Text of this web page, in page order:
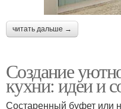
читать дальше →
Создание
кухни: идеи и
Состаренный буфет или